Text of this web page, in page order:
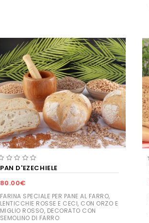
PAN D'EZECHIELE
80.00€
FARINA SPECIALE PER PANE AL FARRO,
LENTICCHIE ROSSE E CECI, CON ORZO E
MIGLIO ROSSO, DECORATO CON
SEMOLINO DI FARRO